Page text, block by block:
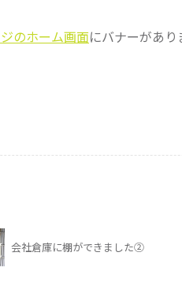
のホーム画面にバナーがあ
会社倉庫に棚ができました②